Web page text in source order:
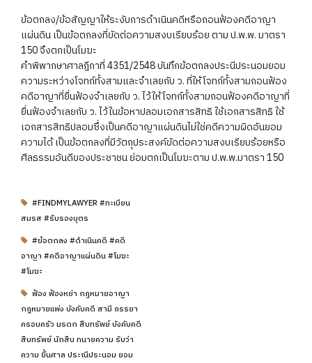
ข้อตกลง/ข้อสัญญาให้ระงับการดำเนินคดีหรือถอนฟ้องคดีอาญา
แผ่นดิน เป็นข้อตกลงที่ขัดต่อความสงบเรียบร้อย ตาม ป.พ.พ. มาตรา
150 จึงตกเป็นโมฆะ
คำพิพากษาศาลฎีกาที่ 4351/2548 บันทึกข้อตกลงประนีประนอมยอม
ความระหว่างโจทก์ทั้งสามและจำเลยกับ ว. ที่ให้โจทก์ทั้งสามถอนฟ้อง
คดีอาญาที่ยื่นฟ้องจำเลยกับ ว. ไว้ให้โจทก์ทั้งสามถอนฟ้องคดีอาญาที่
ยื่นฟ้องจำเลยกับ ว. ไว้ในข้อหาปลอมเอกสารสิทธิ ใช้เอกสารสิทธิ ใช้
เอกสารสิทธิปลอมซึ่งเป็นคดีอาญาแผ่นดินไม่ใช่คดีความผิดอันยอม
ความได้ เป็นข้อตกลงที่มีวัตถุประสงค์ขัดต่อความสงบเรียบร้อยหรือ
ศีลธรรมอันดีของประชาชน ย่อมตกเป็นโมฆะตาม ป.พ.พ.มาตรา 150
#FINDMYLAWYER #ทะเบียน
สมรส #รับรองบุตร
#ข้อตกลง #ดำเนินคดี #คดี
อาญา #คดีอาญาแผ่นดิน #โมฆะ
#โมฆะ
ฟ้อง ฟ้องหย่า กฏหมายอาญา
กฎหมายแพ่ง บังคับคดี สามี ภรรยา
ครอบครัว มรดก สืบทรัพย์ บังคับคดี
สืบทรัพย์ นักสืบ ทนายความ รับว่า
ความ ขึ้นศาล ประณีประนอม ยอม